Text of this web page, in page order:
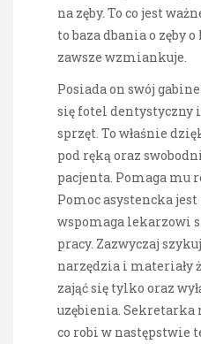
na zęby. To co jest
to baza dbania o zęby
zawsze wzmiankuje.
Posiada on swój
się fotel dentystyczny
sprzęt. To właśnie
pod ręką oraz
pacjenta. Pomaga mu
Pomoc asystencka
wspomaga lekarzowi
pracy. Zazwyczaj
narzędzia i materiały
zająć się tylko oraz
uzębienia. Sekretarka
co robi w następstwie